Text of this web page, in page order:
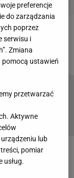
piłce. PZPN
od 24
preferencje
do zarządzania
poprzez
serwisu i
Zmiana
pomocą ustawień
przetwarzać
Aktywne
lub
pomiar
usług.